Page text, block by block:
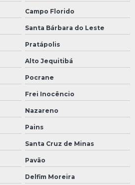
Campo Florido
Santa Bárbara do Leste
Pratápolis
Alto Jequitibá
Pocrane
Frei Inocêncio
Nazareno
Pains
Santa Cruz de Minas
Pavão
Delfim Moreira